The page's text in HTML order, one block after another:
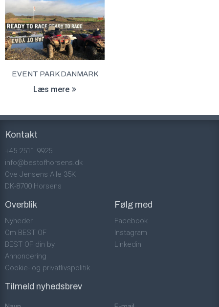
EVENT PARK DANMARK
Læs mere
Kontakt
+45 2511 9925
info@bestofhorsens.dk
Ove Jensens Alle 35K
DK-8700 Horsens
Overblik
Nyheder
Om BEST OF
BEST OF din by
Annoncering
Cookie- og privatlivspolitik
Følg med
Facebook
Instagram
Linkedin
Tilmeld nyhedsbrev